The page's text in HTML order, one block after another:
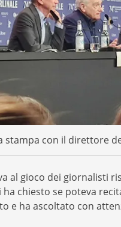
stampa con il direttore
al gioco dei
chiesto se poteva
e ha ascoltato con